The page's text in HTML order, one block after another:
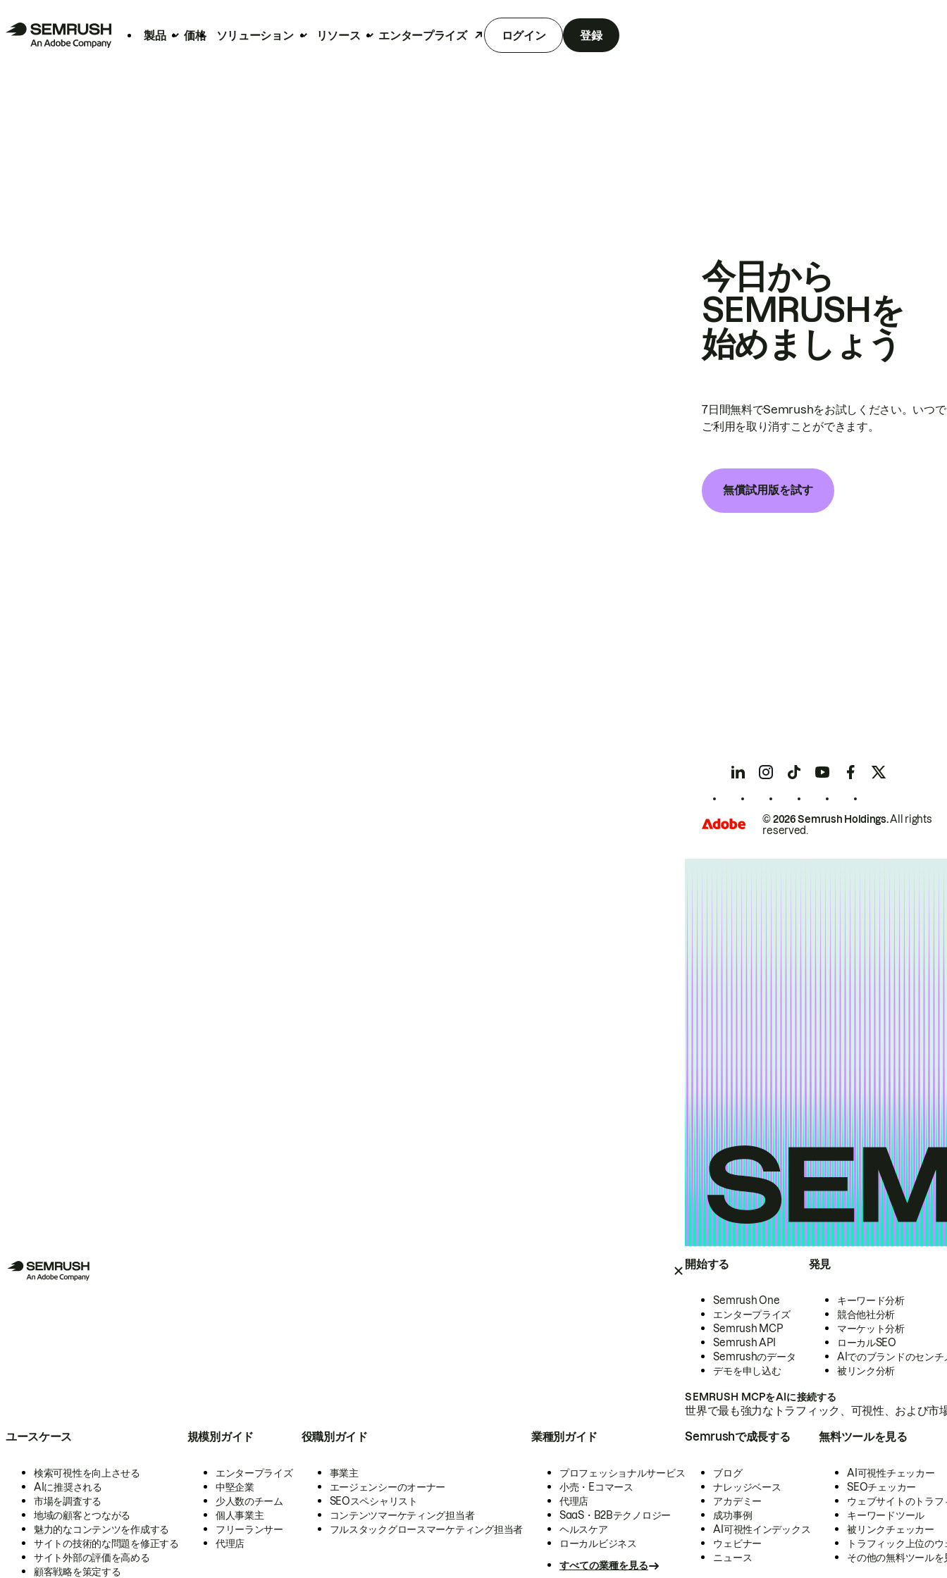
製品 価格 ソリューション リソース エンタープライズ ログイン 登録
開始する
Semrush One
エンタープライズ
Semrush MCP
Semrush API
Semrushのデータ
デモを申し込む
発見
キーワード分析
競合他社分析
マーケット分析
ローカルSEO
AIでのブランドのセンチ
被リンク分析
SEMRUSH MCPをAIに接続する
世界で最も強力なトラフィック、可視性、および
ユースケース
検索可視性を向上させる
AIに推奨される
市場を調査する
地域の顧客とつながる
魅力的なコンテンツを作成する
サイトの技術的な問題を修正する
サイト外部の評価を高める
顧客戦略を策定する
規模別ガイド
エンタープライズ
中堅企業
少人数のチーム
個人事業主
フリーランサー
代理店
役職別ガイド
事業主
エージェンシーのオーナー
SEOスペシャリスト
コンテンツマーケティング担当者
フルスタックグロースマーケティング担当者
業種別ガイド
プロフェッショナルサービス
小売・Eコマース
代理店
SaaS・B2Bテクノロジー
ヘルスケア
ローカルビジネス
すべての業種を見る
Semrushで成長する
ブログ
ナレッジベース
アカデミー
成功事例
AI可視性インデックス
ウェビナー
ニュース
無料ツールを見る
AI可視性チェッカー
SEOチェッカー
ウェブサイトのトラ
キーワードツール
被リンクチェッカー
トラフィック上位の
その他の無料ツールを
今日から
SEMRUSHを
始めましょう
7日間無料でSemrushをお試しください。いつ
ご利用を取り消すことができます。
無償試用版を試す
© 2026 Semrush Holdings.All rights
reserved.